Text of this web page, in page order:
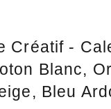
Créatif -
Blanc,
Bleu